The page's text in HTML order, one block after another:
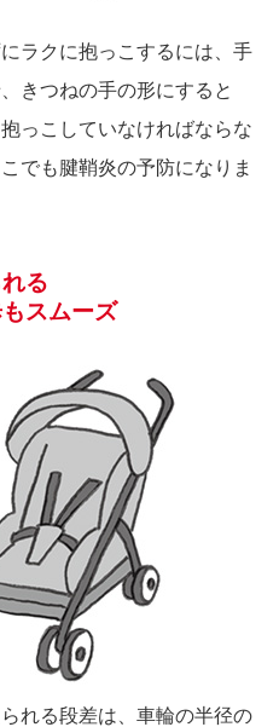
ラクに抱っこするには、手
きつねの手の形にすると
っこしていなければならな
でも腱鞘炎の予防になりま
る
スムーズ
れる段差は、車輪の半径の